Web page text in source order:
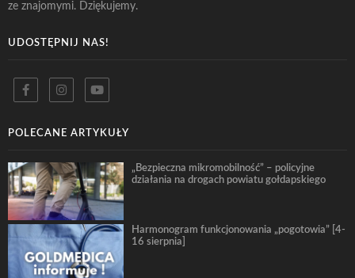
ze znajomymi. Dziękujemy.
UDOSTĘPNIJ NAS!
POLECANE ARTYKUŁY
„Bezpieczna mikromobilność” – policyjne
działania na drogach powiatu gołdapskiego
Harmonogram funkcjonowania „pogotowia” [4-
16 sierpnia]